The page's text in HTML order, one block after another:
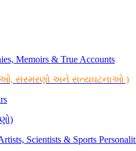
Memoirs & True Accounts
સંસ્મરણો અને સત્યઘટનાઓ )
Scientists & Sports